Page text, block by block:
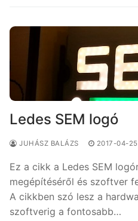
Ledes SEM logó
JUHÁSZ BALÁZS 2017-04-25
Ez a cikk a Ledes SEM
megépítéséről és szoftver
A cikkben szó lesz a
szoftverig a fontosabb…